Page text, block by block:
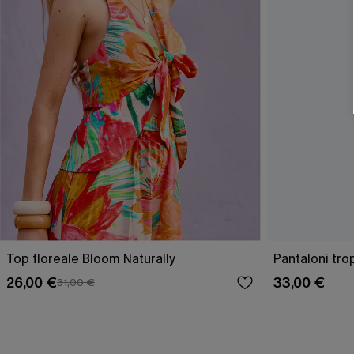
Top floreale Bloom Naturally
26,00 €31,00 €
Pantaloni
33,00 €